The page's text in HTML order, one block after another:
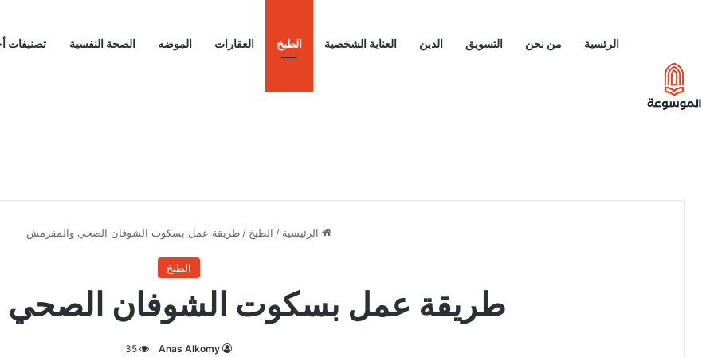
الرئسية من نحن التسويق الدين العناية الشخصية الطبخ العقارات الموضه الصحة النفسية تصنيفات
الرئيسية / الطبخ / طريقة عمل بسكوت الشوفان الصحي والمقرمش
الطبخ
طريقة عمل بسكوت الشوفان
Anas Alkomy
35